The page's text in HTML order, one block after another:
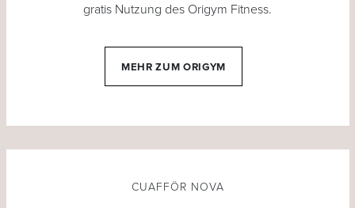
gratis Nutzung des Origym Fitness.
MEHR ZUM ORIGYM
CUAFFÖR NOVA